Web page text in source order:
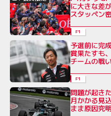
に大きな差
スタッペン
F1
予選前に完
賞果たすも
チームの戦
F1
問題が起き
月かかる見
まま原因究